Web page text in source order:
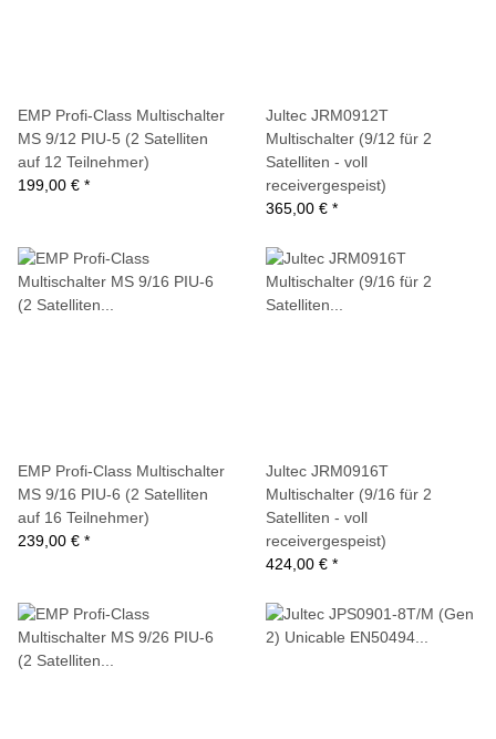
EMP Profi-Class Multischalter
MS 9/12 PIU-5 (2 Satelliten
auf 12 Teilnehmer)
199,00 € *
Jultec JRM0912T
Multischalter (9/12 für 2
Satelliten - voll
receivergespeist)
365,00 € *
EMP Profi-Class Multischalter
MS 9/16 PIU-6 (2 Satelliten
auf 16 Teilnehmer)
239,00 € *
Jultec JRM0916T
Multischalter (9/16 für 2
Satelliten - voll
receivergespeist)
424,00 € *